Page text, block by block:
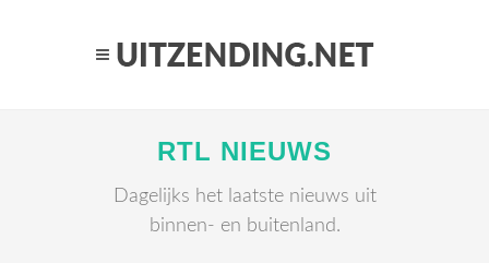
RTL NIEUWS
Dagelijks het laatste nieuws uit
binnen- en buitenland.